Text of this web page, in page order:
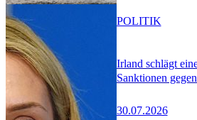
Irland schlägt
Sanktionen
30.07.2026
POLITIK